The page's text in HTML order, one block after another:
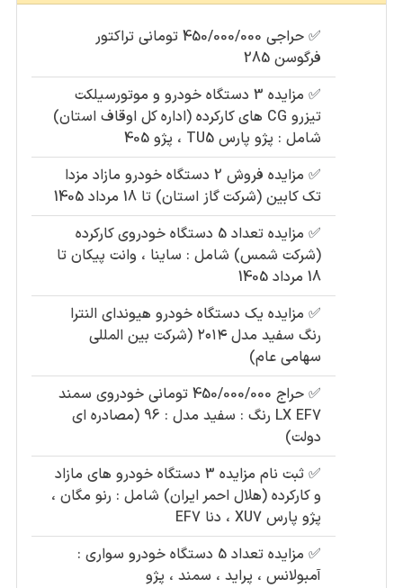
✅
حراجی 450/000/000 تومانی تراکتور
فرگوسن 285
✅
مزایده 3 دستگاه خودرو و موتورسیلکت
تیزرو CG های کارکرده (اداره کل اوقاف استان)
شامل : پژو پارس TU5 ، پژو 405
✅
مزایده فروش 2 دستگاه خودرو مازاد مزدا
تک کابین (شرکت گاز استان) تا 18 مرداد 1405
✅
مزایده تعداد 5 دستگاه خودروی کارکرده
(شرکت شمس) شامل : ساینا ، وانت پیکان تا
18 مرداد 1405
✅ مزایده یک دستگاه خودرو هیوندای النترا
رنگ سفید مدل ۲۰۱۴ (شرکت بین المللی
سهامی عام)
✅
حراج 450/000/000 تومانی خودروی سمند
LX EF7 رنگ : سفید مدل : 96 (مصادره ای
دولت)
✅
ثبت نام مزایده 3 دستگاه خودرو های مازاد
و کارکرده (هلال احمر ایران) شامل : رنو مگان ،
پژو پارس XU7 ، دنا EF7
✅
مزایده تعداد 5 دستگاه خودرو سواری :
آمبولانس ، پراید ، سمند ، پژو